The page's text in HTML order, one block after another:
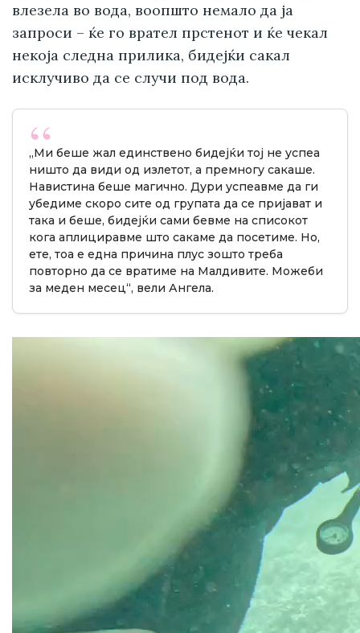
влезела во вода, воопшто немало да ја
запроси – ќе го врател прстенот и ќе чекал
некоја следна прилика, бидејќи сакал
исклучиво да се случи под вода.
„Ми беше жал единствено бидејќи тој не успеа
ништо да види од излетот, а премногу сакаше.
Навистина беше магично. Дури успеавме да ги
убедиме скоро сите од групата да се пријават и
така и беше, бидејќи сами бевме на списокот
кога аплициравме што сакаме да посетиме. Но,
ете, тоа е една причина плус зошто треба
повторно да се вратиме на Малдивите. Можеби
за меден месец“, вели Ангела.